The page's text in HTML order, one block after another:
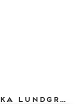
Weitere Texte von Annika Lundgren bei DIAPHANES